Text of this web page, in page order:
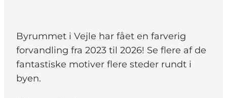
Byrummet i Vejle har fået en farverig
forvandling fra 2023 til 2026! Se flere af de
fantastiske motiver flere steder rundt i
byen.